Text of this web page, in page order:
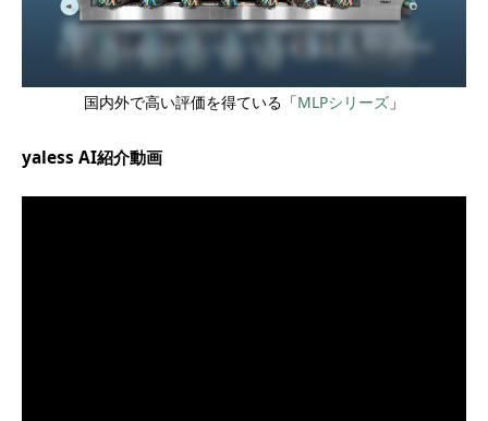
国内外で高い評価を得ている「MLPシリーズ 」
yaless AI紹介動画